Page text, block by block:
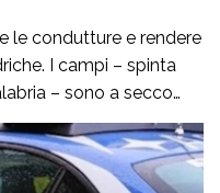
le condutture e rendere
I campi – spinta
– sono a secco
per l’agricoltura ma
ai cittadini. La
ed è da questo